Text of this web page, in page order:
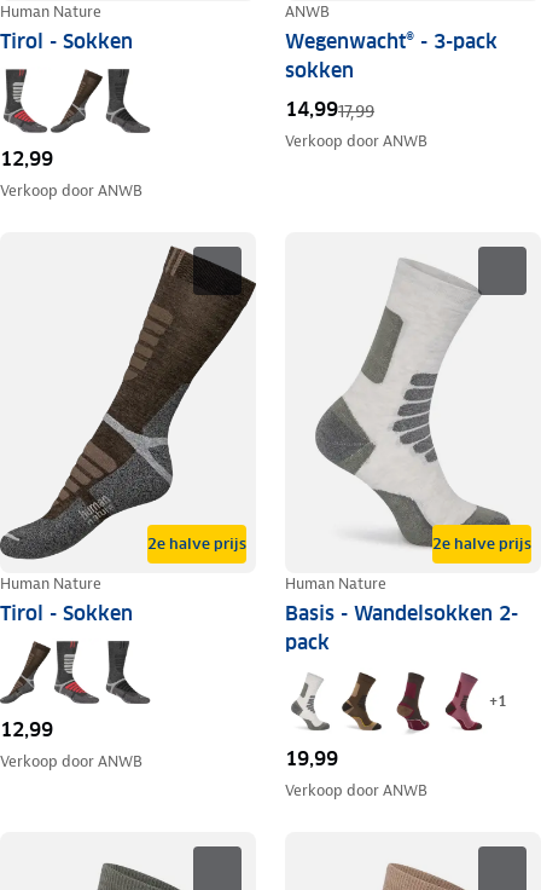
Human Nature
Tirol - Sokken
12,99
Verkoop doorANWB
ANWB
Wegenwacht® - 3-pack
sokken
14,9917,99
Verkoop doorANWB
2e halve prijs
Human Nature
Tirol - Sokken
12,99
Verkoop doorANWB
2e halve prijs
Human Nature
Basis - Wandelsokken 2-
pack
+1
19,99
Verkoop doorANWB